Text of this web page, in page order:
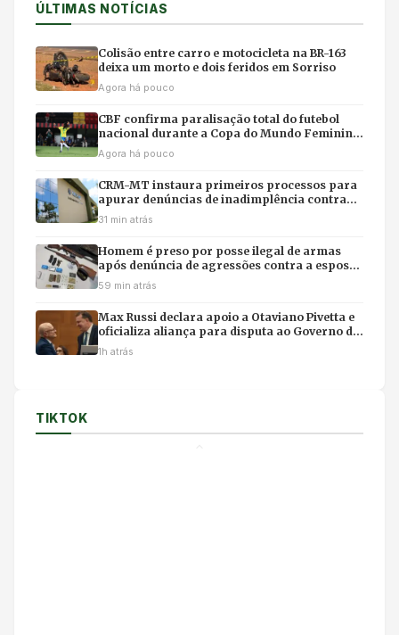
ÚLTIMAS NOTÍCIAS
Colisão entre carro e motocicleta na BR-163
deixa um morto e dois feridos em Sorriso
Agora há pouco
CBF confirma paralisação total do futebol
nacional durante a Copa do Mundo Feminina
no Brasil
Agora há pouco
CRM-MT instaura primeiros processos para
apurar denúncias de inadimplência contra
médicos
31 min atrás
Homem é preso por posse ilegal de armas
após denúncia de agressões contra a esposa
em MT
59 min atrás
Max Russi declara apoio a Otaviano Pivetta e
oficializa aliança para disputa ao Governo de
Mato Grosso
1h atrás
TIKTOK